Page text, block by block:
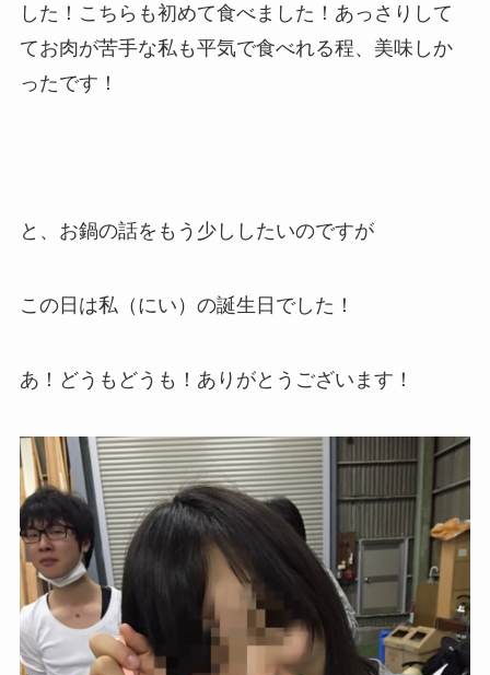
した！こちらも初めて食べました！あっさりして
てお肉が苦手な私も平気で食べれる程、美味しか
ったです！
と、お鍋の話をもう少ししたいのですが
この日は私（にい）の誕生日でした！
あ！どうもどうも！ありがとうございます！